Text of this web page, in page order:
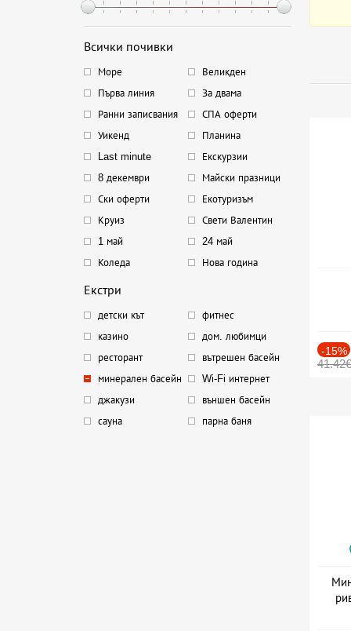
Всички почивки
Море
Великден
Първа линия
За двама
Ранни записвания
СПА оферти
Уикенд
Планина
Last minute
Екскурзии
8 декември
Майски празници
Ски оферти
Екотуризъм
Круиз
Свети Валентин
1 май
24 май
Коледа
Нова година
Екстри
детски кът
фитнес
казино
дом. любимци
ресторант
вътрешен басейн
минерален басейн
Wi-Fi интернет
джакузи
външен басейн
сауна
парна баня
-15%
41.42€